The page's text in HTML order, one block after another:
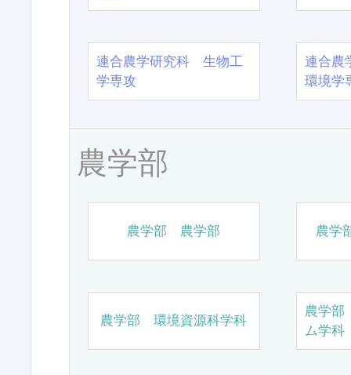
連合農学研究科 生物工
学専攻
連合農
環境学
農学部
農学部 農学部 農学
農学部 環境資源科学科
農学
ム学科